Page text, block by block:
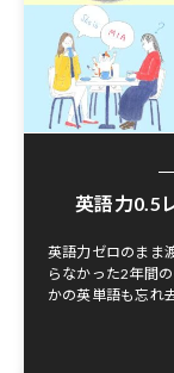
英語力0.5
英語力ゼロのまま
らなかった2年間
かの英単語も忘れ
40歳。いつかは
ンイングリッシュ